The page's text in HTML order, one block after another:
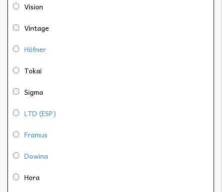
Vision
Vintage
Höfner
Tokai
Sigma
LTD (ESP)
Framus
Dowina
Hora